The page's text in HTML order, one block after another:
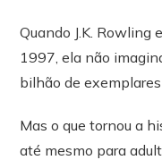
Quando J.K. Rowling
1997, ela não
bilhão de exemplares
Mas o que tornou a
até mesmo para